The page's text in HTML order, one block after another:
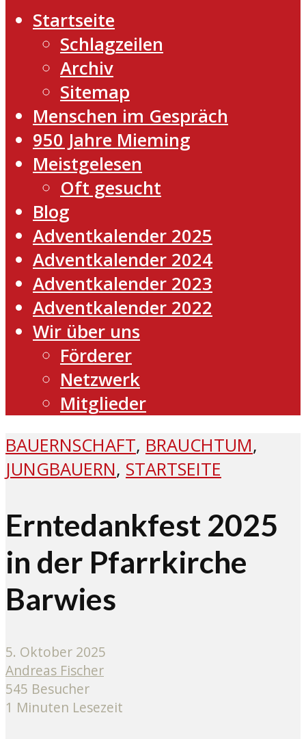
Startseite
Schlagzeilen
Archiv
Sitemap
Menschen im Gespräch
950 Jahre Mieming
Meistgelesen
Oft gesucht
Blog
Adventkalender 2025
Adventkalender 2024
Adventkalender 2023
Adventkalender 2022
Wir über uns
Förderer
Netzwerk
Mitglieder
BAUERNSCHAFT, BRAUCHTUM,
JUNGBAUERN, STARTSEITE
Erntedankfest 2025
in der Pfarrkirche
Barwies
5. Oktober 2025
Andreas Fischer
545 Besucher
1 Minuten Lesezeit